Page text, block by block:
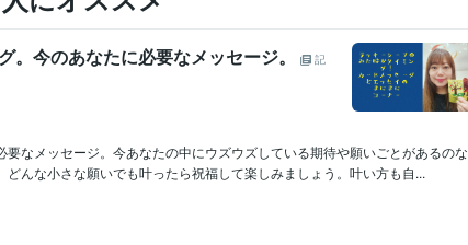
今のあなたに必要なメッセージ。
記
なメッセージ。今あなたの中にウズウズしている期待や願いごとがあるのな
どんな小さな願いでも叶ったら祝福して楽しみましょう。叶い方も自...